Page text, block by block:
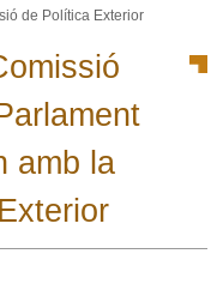
de Política Exterior
amb la